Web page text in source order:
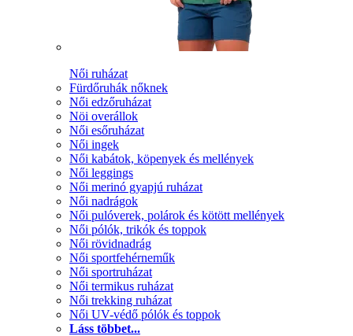
Női ruházat
Fürdőruhák nőknek
Női edzőruházat
Nöi overállok
Női esőruházat
Női ingek
Női kabátok, köpenyek és mellények
Női leggings
Női merinó gyapjú ruházat
Női nadrágok
Női pulóverek, polárok és kötött mellények
Női pólók, trikók és toppok
Női rövidnadrág
Női sportfehérneműk
Női sportruházat
Női termikus ruházat
Női trekking ruházat
Női UV-védő pólók és toppok
Láss többet...